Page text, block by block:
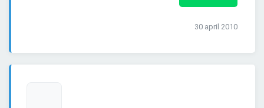
30 april 2010